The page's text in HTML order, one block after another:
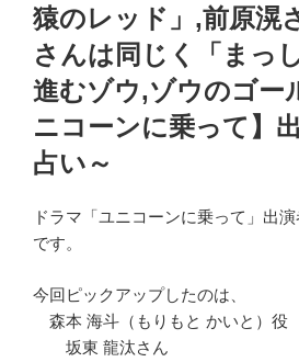
猿のレッド」,前原滉
さんは同じく「まっ
進むゾウ,ゾウのゴー
ニコーンに乗って】
占い～
ドラマ「ユニコーンに乗って」出
です。
今回ピックアップしたのは、
森本 海斗（もりもと かいと）役
坂東 龍汰さん